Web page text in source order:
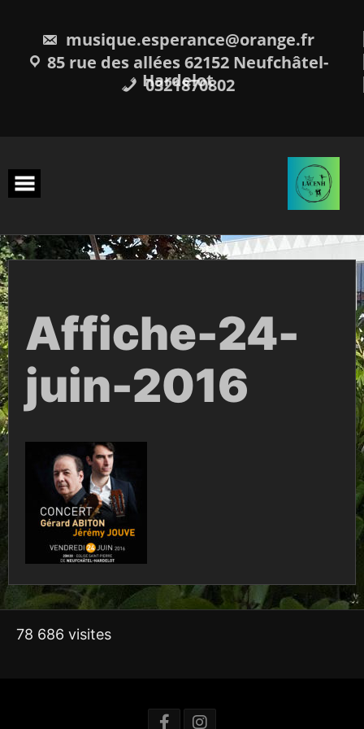
musique.esperance@orange.fr
85 rue des allées 62152 Neufchâtel-
Hardelot
0321870802
Affiche-24-
juin-2016
78 686 visites